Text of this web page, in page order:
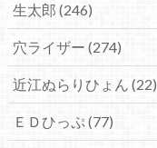
生太郎 (246)
穴ライザー (274)
近江ぬらりひょん (22)
ＥＤひっぷ(77)